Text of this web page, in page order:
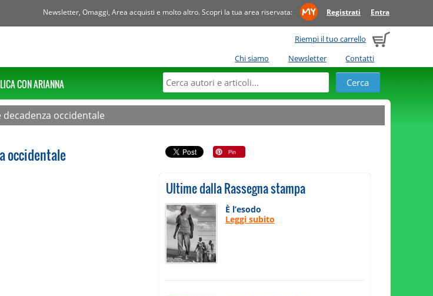
Newsletter, Omaggi, Area acquisti e molto altro. Scopri la tua area riservata: Registrati Entra
Riempi il tuo carrello
Chi siamo
Newsletter Contatti
CON ARIANNA
occidentale
occidentale
Ultime dalla Rassegna stampa
È l’esodo
Leggi subito